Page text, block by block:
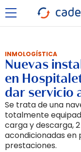
INMOLOGÍSTICA
Nuevas
en
dar servicio
Se trata de una
totalmente
carga y descarga,
acondicionadas
prestaciones.